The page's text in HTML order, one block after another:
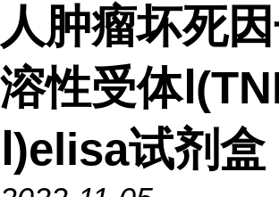
人肿瘤坏死
溶性受体
Ⅰ)elisa试剂盒